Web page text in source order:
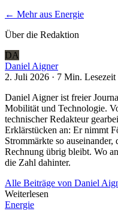
← Mehr aus Energie
Über die Redaktion
DA
Daniel Aigner
2. Juli 2026 · 7 Min. Lesezeit
Daniel Aigner ist freier
Mobilität und Technologie.
technischer Redakteur
Erklärstücken an: Er nimmt
Strommärkte so
Rechnung übrig bleibt. Wo
die Zahl dahinter.
Alle Beiträge von Daniel
Weiterlesen
Energie